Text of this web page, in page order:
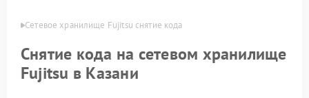
Сетевое хранилище Fujitsu снятие кода
Снятие кода на сетевом хранилище
Fujitsu в Казани